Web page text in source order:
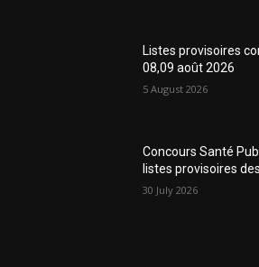
Listes provisoires
08,09 août 2026
5 August 2026
Concours Santé
listes provisoires
30 July 2026